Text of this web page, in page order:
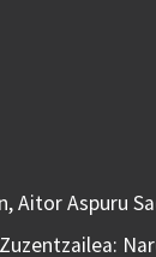
Aitor Aspuru